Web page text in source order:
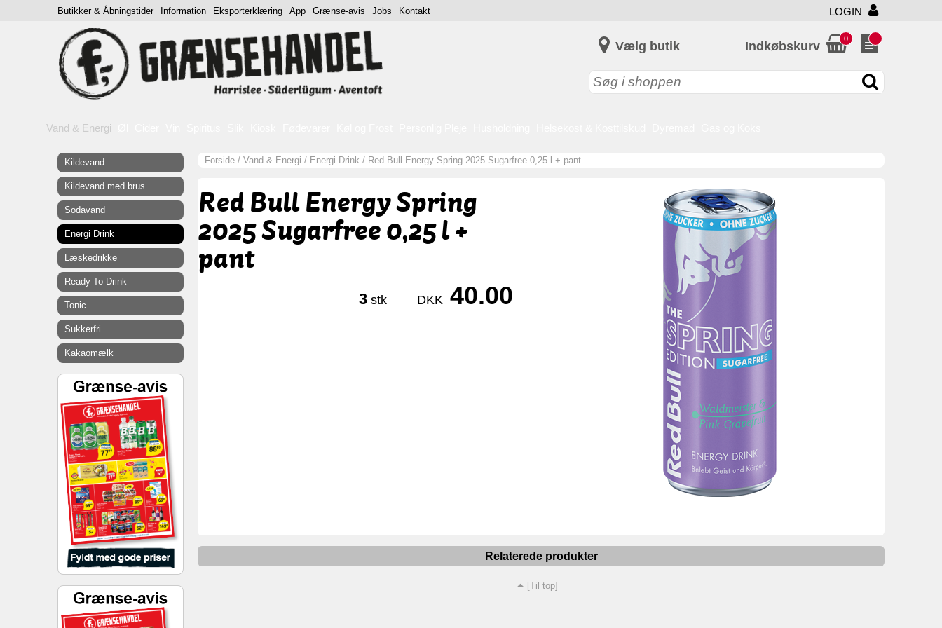
LOGIN
Vælg butik
Vand & Energi
Indkøbskurv
0
Forside / Vand & Energi / Energi Drink / Red Bull Energy Spring 2025 Sugarfree 0,25 l + pant
Red Bull Energy Spring
2025 Sugarfree 0,25 l +
pant
3 stk DKK 40.00
Relaterede produkter
[Til top]
Kildevand
Kildevand med brus
Sodavand
Energi Drink
Læskedrikke
Ready To Drink
Tonic
Sukkerfri
Kakaomælk
Butikker & Åbningstider Information Eksporterklæring App Grænse-avis Jobs Kontakt